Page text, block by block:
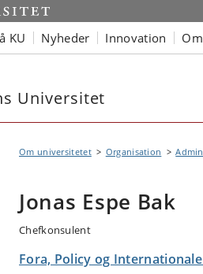
KU Nyheder Innovation
Universitet
Om universitetet Organisation
Jonas Espe Bak
Chefkonsulent
Fora, Policy og